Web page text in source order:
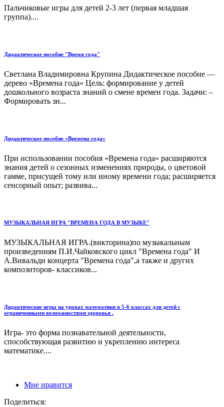
Пальчиковые игры для детей 2-3 лет (первая младшая
группа)....
Дидактическое пособие "Время года"
Светлана Владимировна Крупина Дидактическое пособие —
дерево «Времена года» Цель: формирование у детей
дошкольного возраста знаний о смене времен года. Задачи: –
Формировать зн...
Дидактическое пособие «Времена года»
При использовании пособия «Времена года» расширяются
знания детей о сезонных изменениях природы, о цветовой
гамме, присущей тому или иному времени года; расширяется
сенсорный опыт; развива...
МУЗЫКАЛЬНАЯ ИГРА "ВРЕМЕНА ГОДА В МУЗЫКЕ"
МУЗЫКАЛЬНАЯ ИГРА.(викторина)по музыкальным
произведениям П.И.Чайковского цикл "Времена года" И
А.Вивальди концерта "Времена года",а также и других
композиторов- классиков...
Дидактические игры на уроках математики в 5-6 классах для детей с
ограниченными возможностями здоровья .
Игра- это форма познавательной деятельности,
способствующая развитию и укреплению интереса
математике....
Мне нравится
Поделиться: